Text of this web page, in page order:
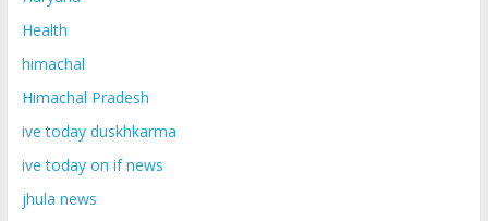
Health
himachal
Himachal Pradesh
ive today duskhkarma
ive today on if news
jhula news